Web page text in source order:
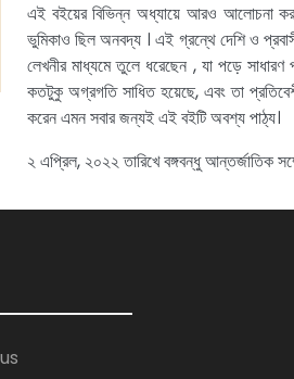
এই বইয়ের বিভিন্ন অধ্যায়ে আরও আলোচনা করা
ভুমিকাও ছিল অনবদ্য । এই গ্রন্থে দেশি ও
লেখনীর মাধ্যমে তুলে ধরেছেন , যা পড়ে
কতটুকু অগ্রগতি সাধিত হয়েছে, এবং তা
করেন এমন সবার জন্যই এই বইটি অবশ্য পাঠ্য।
২ এপ্রিল, ২০২২ তারিখে বঙ্গবন্ধু আন্তর্জাতিক